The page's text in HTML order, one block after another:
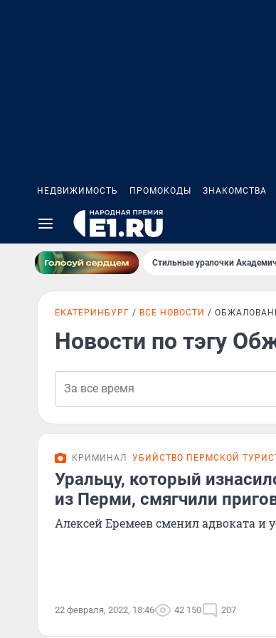
НЕДВИЖИМОСТЬ ПРОМОКОДЫ ЗНАКОМСТВА
Стильные уралочки
ЕКАТЕРИНБУРГ ВСЕ НОВОСТИ
Новости по тэгу
КРИМИНАЛ УБИЙСТВО ПЕРМСКОЙ
Уральцу, который
из Перми, смягчили
Алексей Еремеев сменил адвоката
22 февраля, 2022, 18:46 42 150 207